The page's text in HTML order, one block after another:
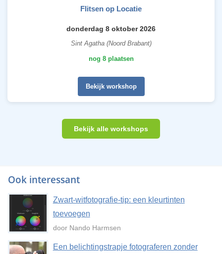
Flitsen op Locatie
donderdag 8 oktober 2026
Sint Agatha (Noord Brabant)
nog 8 plaatsen
Bekijk workshop
Bekijk alle workshops
Ook interessant
Zwart-witfotografie-tip: een kleurtinten
toevoegen
door Nando Harmsen
Een belichtingstrapje fotograferen zonder